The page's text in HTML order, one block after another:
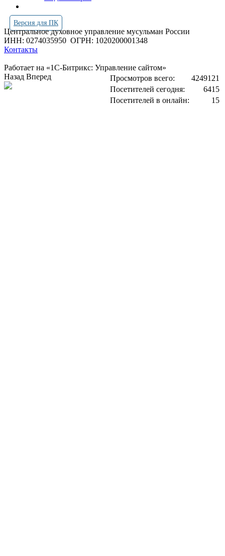
Версия для ПК
Центральное духовное управление мусульман России
ИНН: 0274035950 ОГРН: 1020200001348
Контакты
Работает на «1С-Битрикс: Управление сайтом»
Просмотров всего:
4249121
Посетителей сегодня:
6415
Посетителей в онлайн:
15
Назад Вперед